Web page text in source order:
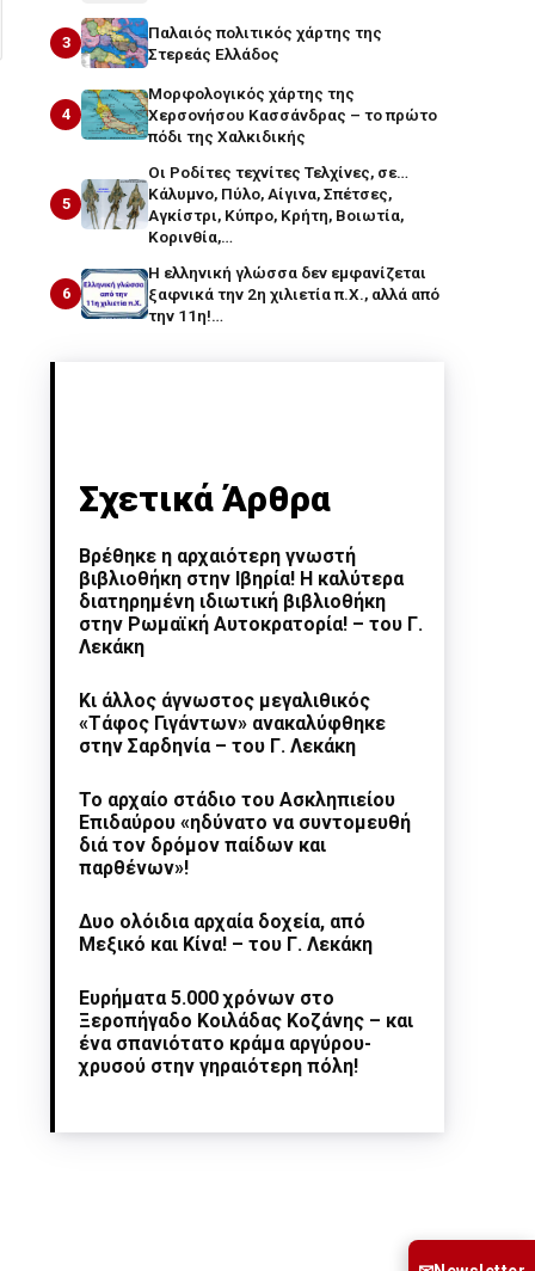
3
Παλαιός πολιτικός χάρτης της
Στερεάς Ελλάδος
4
Μορφολογικός χάρτης της
Χερσονήσου Κασσάνδρας – το πρώτο
πόδι της Χαλκιδικής
5
Οι Ροδίτες τεχνίτες Τελχίνες, σε…
Κάλυμνο, Πύλο, Αίγινα, Σπέτσες,
Αγκίστρι, Κύπρο, Κρήτη, Βοιωτία,
Κορινθία,…
6
Η ελληνική γλώσσα δεν εμφανίζεται
ξαφνικά την 2η χιλιετία π.Χ., αλλά από
την 11η!…
Σχετικά Άρθρα
Βρέθηκε η αρχαιότερη γνωστή
βιβλιοθήκη στην Ιβηρία! Η καλύτερα
διατηρημένη ιδιωτική βιβλιοθήκη
στην Ρωμαϊκή Αυτοκρατορία! – του Γ.
Λεκάκη
Κι άλλος άγνωστος μεγαλιθικός
«Τάφος Γιγάντων» ανακαλύφθηκε
στην Σαρδηνία – του Γ. Λεκάκη
Το αρχαίο στάδιο του Ασκληπιείου
Επιδαύρου «ηδύνατο να συντομευθή
διά τον δρόμον παίδων και
παρθένων»!
Δυο ολόιδια αρχαία δοχεία, από
Μεξικό και Κίνα! – του Γ. Λεκάκη
Ευρήματα 5.000 χρόνων στο
Ξεροπήγαδο Κοιλάδας Κοζάνης – και
ένα σπανιότατο κράμα αργύρου-
χρυσού στην γηραιότερη πόλη!